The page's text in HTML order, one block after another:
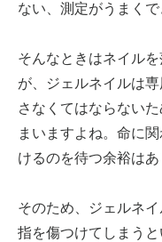
ない、測定がうまく
そんなときはネイル
が、ジェルネイルは
さなくてはならない
まいますよね。命に
けるのを待つ余裕はあ
そのため、ジェルネ
指を傷つけてしまうと